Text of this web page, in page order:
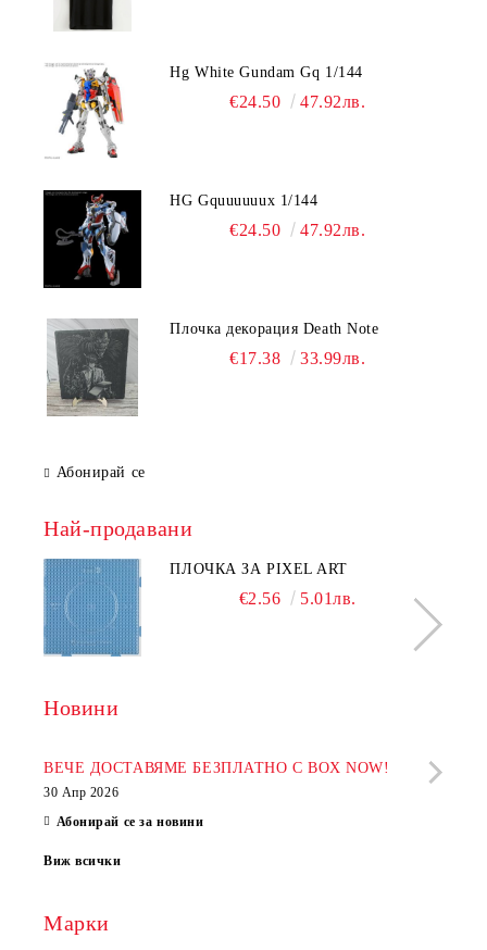
Hg White Gundam Gq 1/144
€24.50 47.92лв.
HG Gquuuuuux 1/144
€24.50 47.92лв.
Плочка декорация Death Note
€17.38 33.99лв.
Абонирай се
Най-продавани
ПЛОЧКА ЗА PIXEL ART
€2.56 5.01лв.
Новини
ВЕЧЕ ДОСТАВЯМЕ БЕЗПЛАТНО С BOX NOW!
30 Апр 2026
Абонирай се за новини
Виж всички
Марки